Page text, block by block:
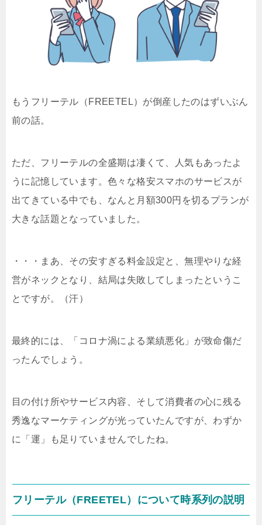
もうフリーテル（FREETEL）が倒産したのはずいぶん
前の話。
ただ、フリーテルの全盛期は凄くて、人気もあったよ
うに記憶しています。色々な格安スマホのサービスが
出てきている中でも、なんと月額300円を切るプランが
大きな話題となっていました。
・・・まあ、その安すぎる料金設定と、無理やりな経
営がネックとなり、結局は失敗してしまったというこ
とですが。（汗）
最終的には、「コロナ渦による業績悪化」が致命傷だ
ったんでしょう。
目の付け所やサービス内容、そして消費者の心に残る
秀逸なマーケティングが光っていたんですが、わずか
に「運」も足りていませんでしたね。
フリーテル（FREETEL）について時系列の説明